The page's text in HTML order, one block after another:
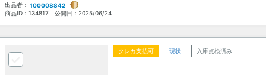
出品者： 100008842
商品ID： 134817 公開日： 2025/06/24
クレカ支払可 現状 入庫点検済み